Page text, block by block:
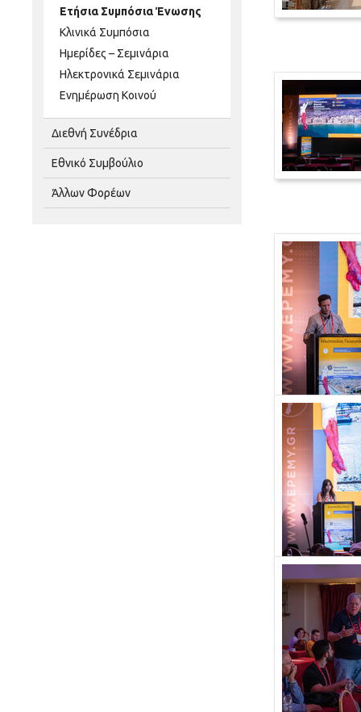
Ετήσια Συμπόσια Ένωσης
Κλινικά Συμπόσια
Ημερίδες – Σεμινάρια
Ηλεκτρονικά Σεμινάρια
Ενημέρωση Κοινού
Διεθνή Συνέδρια
Εθνικό Συμβούλιο
Άλλων Φορέων